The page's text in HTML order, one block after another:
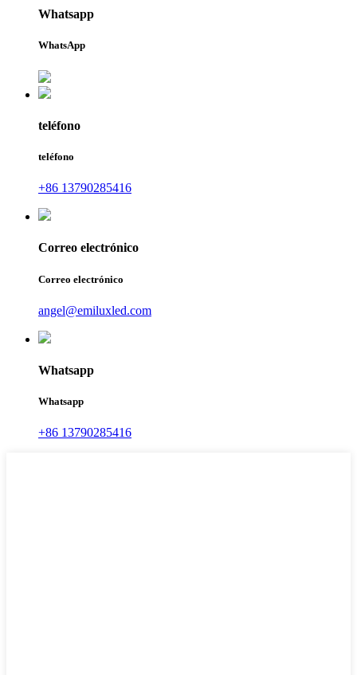
Whatsapp
WhatsApp
teléfono
teléfono
+86 13790285416
Correo electrónico
Correo electrónico
angel@emiluxled.com
Whatsapp
Whatsapp
+86 13790285416